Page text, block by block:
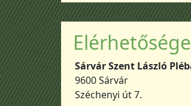
Sárvár Szent László
9600 Sárvár
Széchenyi út 7.